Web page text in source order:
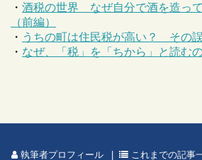
・ 酒税の世界 なぜ自分で酒を造っ
（前編）
・ うちの町は住民税が高い？ その
・ なぜ、「税」を「ちから」と読む
執筆者プロフィール これまでの記事